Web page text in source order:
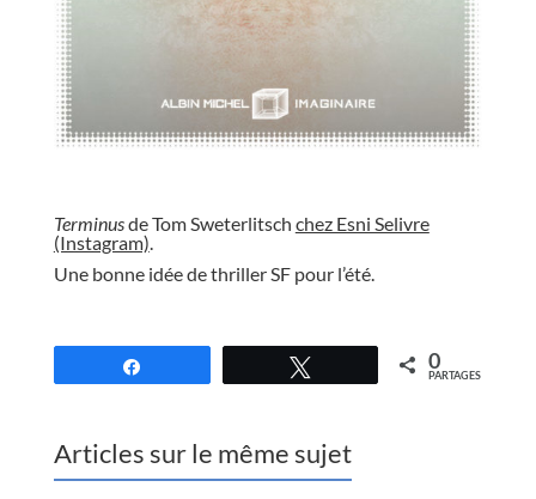
Terminusde Tom Sweterlitsch chez Esni Selivre
(Instagram)
Une bonne idée de thriller SF pour l’été.
0
PARTAGES
Articles sur le même sujet